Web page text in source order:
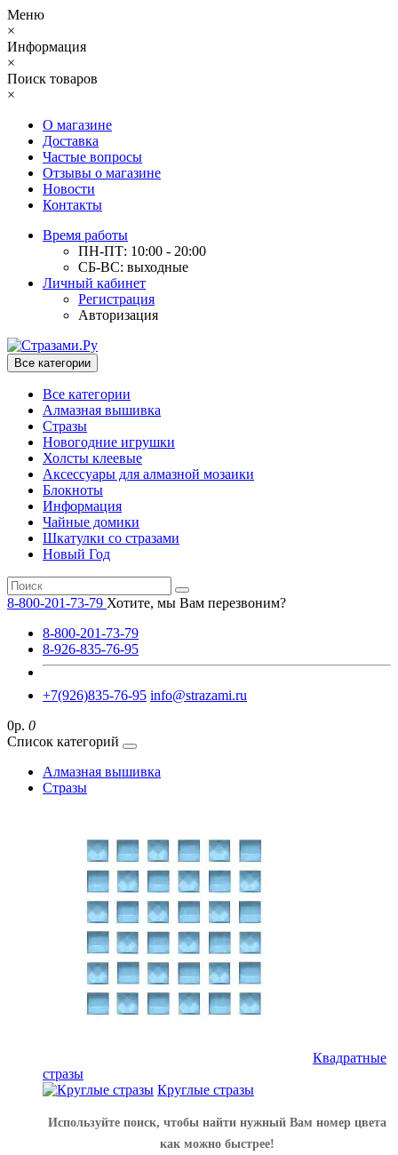
Меню
×
Информация
×
Поиск товаров
×
О магазине
Доставка
Частые вопросы
Отзывы о магазине
Новости
Контакты
Время работы
ПН-ПТ: 10:00 - 20:00
СБ-ВС: выходные
Личный кабинет
Регистрация
Авторизация
Все категории
Все категории
Алмазная вышивка
Стразы
Новогодние игрушки
Холсты клеевые
Аксессуары для алмазной мозаики
Блокноты
Информация
Чайные домики
Шкатулки со стразами
Новый Год
8-800-201-73-79 Хотите, мы Вам перезвоним?
8-800-201-73-79
8-926-835-76-95
+7(926)835-76-95 info@strazami.ru
0р. 0
Список категорий
Алмазная вышивка
Стразы
Квадратные
стразы
Круглые стразы
Используйте поиск, чтобы найти нужный Вам номер цвета
как можно быстрее!